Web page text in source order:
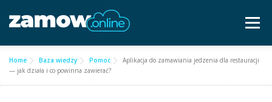
do
Menu
Dla gastronomii ▿ Cennik Częste pytania
Home Baza wiedzy Pomoc
Aplikacja do zamawiania jedzenia dla restauracji
— jak działa i co powinna zawierać?